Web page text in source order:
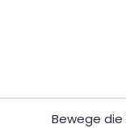
Bewege